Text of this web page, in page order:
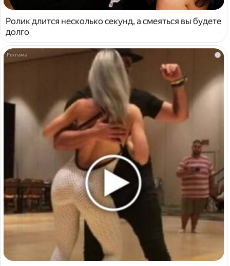
Ролик длится несколько секунд, а смеяться вы будете
долго
i